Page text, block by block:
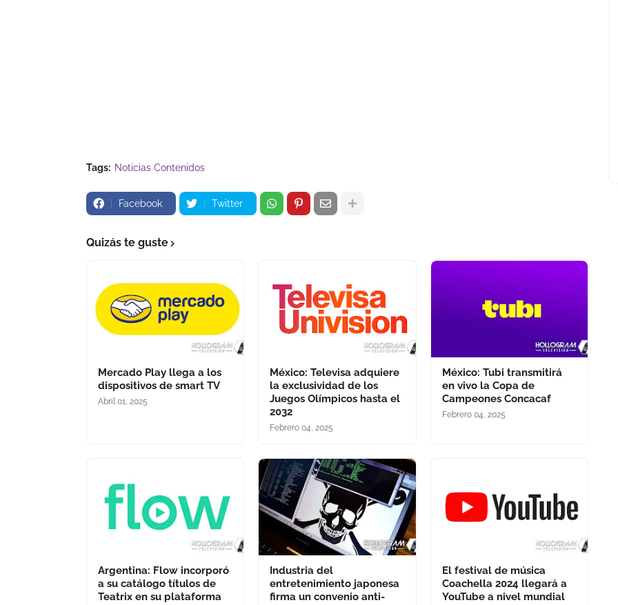
Tags: Noticias Contenidos
Facebook Twitter
Quizás te guste
Mercado Play llega a los
dispositivos de smart TV
Abril 01, 2025
México: Televisa adquiere
la exclusividad de los
Juegos Olímpicos hasta el
2032
Febrero 04, 2025
México: Tubi transmitirá
en vivo la Copa de
Campeones Concacaf
Febrero 04, 2025
Argentina: Flow incorporó
a su catálogo títulos de
Teatrix en su plataforma
Industria del
entretenimiento japonesa
firma un convenio anti-
El festival de música
Coachella 2024 llegará a
YouTube a nivel mundial